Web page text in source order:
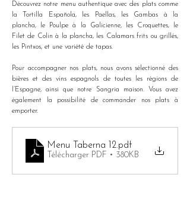
Découvrez notre menu authentique avec des plats comme
la Tortilla Española, les Paellas, les Gambas à la
plancha, le Poulpe à la Galicienne, les Croquettes, le
Filet de Colin à la plancha, les Calamars frits ou grillés,
les Pintxos, et une variété de tapas.
Pour accompagner nos plats, nous avons sélectionné des
bières et des vins espagnols de toutes les régions de
l’Espagne, ainsi que notre Sangria maison. Vous avez
également la possibilité de commander nos plats à
emporter.
Menu Taberna 12.pdf
Télécharger PDF • 380KB